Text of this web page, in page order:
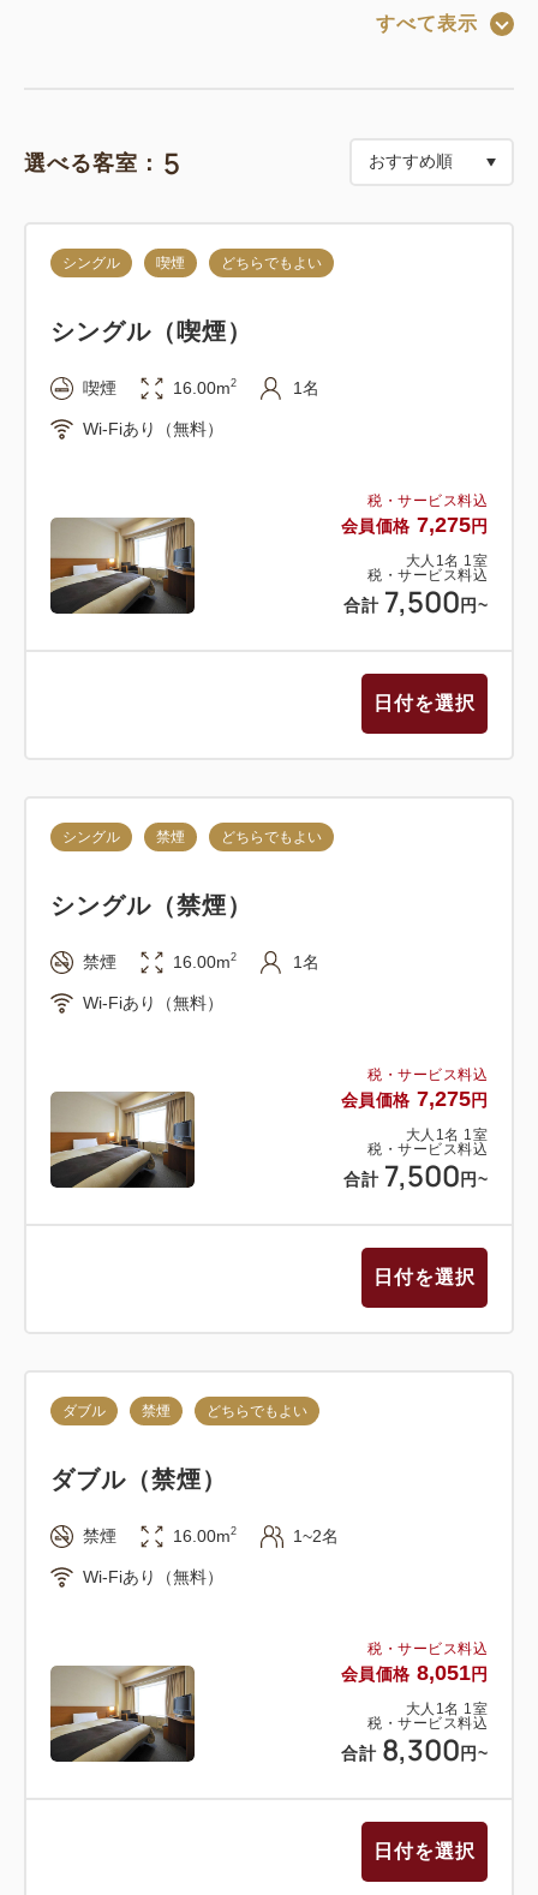
※素泊りへのプラン変更はチェックイン時まで承りま
※ご利用人数が少ない場合等「セットメニュー」に変
更する場合がございます。予めご了承ください。
子供A（小学生以下）のお子様宿泊料金…大人宿泊料
★おすすめポイント★
2．全館Wi-Fi、無料の平面駐車場を完備
4．コンビニや多数の飲食店など、徒歩5分圏内の近
隣施設の充実度の高さ！
7階：コインランドリー・製氷機・電子レンジ
5階：リラクゼーションルーム・ライブラリーコーナ
ー）
けるよう、客室備え付けとは別のシャンプー、コンデ
ィショナーをご用意しています。（先着順）
その他、ボディスポンジや綿棒、シャワーキャップ等
のフリーアメニティもございます。
エレベーターより右側の1室がライブラリーコーナー
【駐車場に関する注意事項】
は承っておりませんのであらかじめご了承ください。
込）の駐車料金をいただきます（事前予約）
福岡県並びに北九州市条例により1人1泊につき宿泊
税200円を別途いただきます。
事前決済および法人払いでご予約の方もホテルにてお
支払いをお願いいたします。
すべて表示
選べる客室： 5
税・サービス料込
会員価格 7,275円
大人 1名 1室
税・サービス料込
合計 7,500 円~
シングル 喫煙 どちらでもよい
シングル（喫煙）
喫煙 16.00m2 1名
Wi-Fiあり（無料）
日付を選択
税・サービス料込
会員価格 7,275円
大人 1名 1室
税・サービス料込
合計 7,500 円~
シングル 禁煙 どちらでもよい
シングル（禁煙）
禁煙 16.00m2 1名
Wi-Fiあり（無料）
日付を選択
税・サービス料込
会員価格 8,051円
大人 1名 1室
税・サービス料込
合計 8,300 円~
ダブル 禁煙 どちらでもよい
ダブル（禁煙）
禁煙 16.00m2 1~2名
Wi-Fiあり（無料）
日付を選択